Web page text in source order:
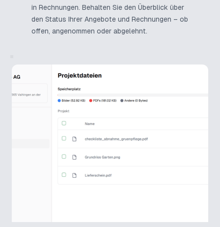
in Rechnungen. Behalten Sie den Überblick über
den Status Ihrer Angebote und Rechnungen – ob
offen, angenommen oder abgelehnt.